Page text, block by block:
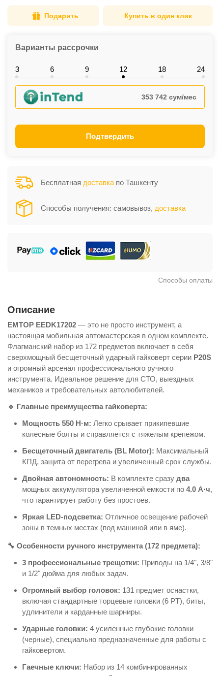
Подарить Купить в один клик
Варианты рассрочки
3 6 9 12 18 24
353 742 сум/мес
Подтвердить
Бесплатная доставка по Ташкенту
Способы получения: самовывоз, доставка
Способы оплаты
Описание
EMTOP EEDK17202 — это не просто инструмент, а
настоящая мобильная автомастерская в одном комплекте.
Флагманский набор из 172 предметов включает в себя
сверхмощный бесщеточный ударный гайковерт серии P20S
и огромный арсенал профессионального ручного
инструмента. Идеальное решение для СТО, выездных
механиков и требовательных автолюбителей.
🔹 Главные преимущества гайковерта:
Мощность 550 Н·м: Легко срывает прикипевшие
колесные болты и справляется с тяжелым крепежом.
Бесщеточный двигатель (BL Motor): Максимальный
КПД, защита от перегрева и увеличенный срок службы.
Двойная автономность: В комплекте сразу два
мощных аккумулятора увеличенной емкости по 4.0 А·ч,
что гарантирует работу без простоев.
Яркая LED-подсветка: Отличное освещение рабочей
зоны в темных местах (под машиной или в яме).
🔧 Особенности ручного инструмента (172 предмета):
3 профессиональные трещотки: Приводы на 1/4", 3/8"
и 1/2" дюйма для любых задач.
Огромный выбор головок: 131 предмет оснастки,
включая стандартные торцевые головки (6 PT), биты,
удлинители и карданные шарниры.
Ударные головки: 4 усиленные глубокие головки
(черные), специально предназначенные для работы с
гайковертом.
Гаечные ключи: Набор из 14 комбинированных